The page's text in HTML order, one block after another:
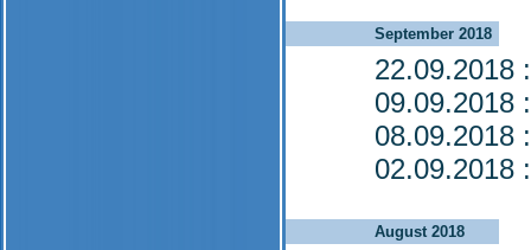
September 2018
22.09.2018
09.09.2018
08.09.2018
02.09.2018
August 2018